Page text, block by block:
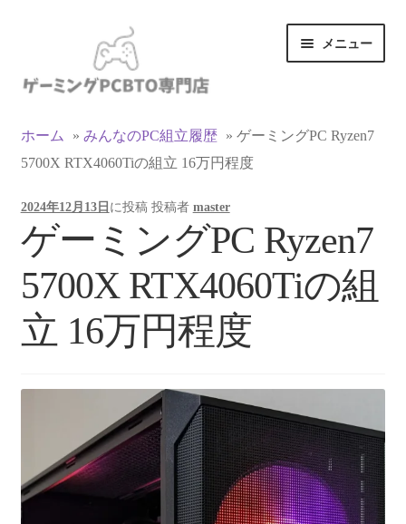
ゲ
ョ
ン
ス
キ
ッ
プ
テ
へ
ス
ッ
プ
メニュー
マイアカウント
支払い
お買い物カゴ
お買い物ガイド
フルカスタマイズ相談
みんなのPC組立履歴
ホーム » みんなのPC組立履歴 » ゲーミングPC Ryzen7
5700X RTX4060Tiの組立 16万円程度
2024年12月13日 に投稿 投稿者 master
ゲーミングPC Ryzen7
5700X RTX4060Tiの組
立 16万円程度